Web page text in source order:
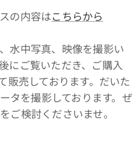
の内容はこちらから
水中写真、映像を撮影い
にご覧いただき、ご購入
販売しております。だいた
タを撮影しております。ぜ
ご検討くださいませ。